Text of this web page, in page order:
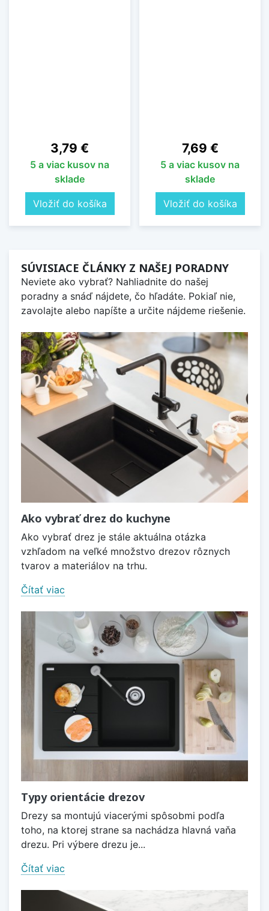
Cena
3,79 €
5 a viac kusov na
sklade
Vložiť do košíka
Cena
7,69 €
5 a viac kusov na
sklade
Vložiť do košíka
SÚVISIACE ČLÁNKY Z NAŠEJ PORADNY
Neviete ako vybrať? Nahliadnite do našej
poradny a snáď nájdete, čo hľadáte. Pokiaľ nie,
zavolajte alebo napíšte a určite nájdeme riešenie.
Ako vybrať drez do kuchyne
Ako vybrať drez je stále aktuálna otázka
vzhľadom na veľké množstvo drezov rôznych
tvarov a materiálov na trhu.
Čítať viac
Typy orientácie drezov
Drezy sa montujú viacerými spôsobmi podľa
toho, na ktorej strane sa nachádza hlavná vaňa
drezu. Pri výbere drezu je...
Čítať viac